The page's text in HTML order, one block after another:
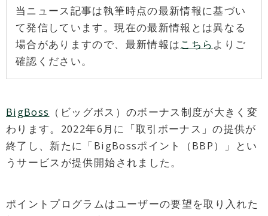
当ニュース記事は執筆時点の最新情報に基づい
て発信しています。現在の最新情報とは異なる
場合がありますので、最新情報はこちら よりご
確認ください。
BigBoss （ビッグボス）のボーナス制度が大きく変
わります。2022年6月に「取引ボーナス」の提供が
終了し、新たに「BigBossポイント（BBP）」とい
うサービスが提供開始されました。
ポイントプログラムはユーザーの要望を取り入れた